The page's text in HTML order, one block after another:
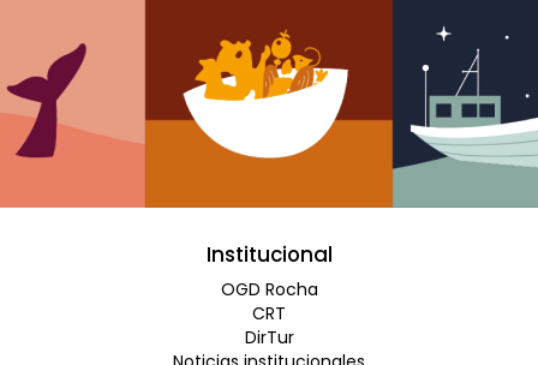
Institucional
OGD Rocha
CRT
DirTur